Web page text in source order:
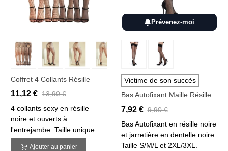
Coffret 4 Collants Résille
11,12 € 13,90 €
4 collants sexy en résille
noire et ouverts à
l'entrejambe. Taille unique.
Ajouter au panier
Prévenez-moi
Victime de son succès
Bas Autofixant Maille Résille
7,92 € 9,90 €
Bas Autofixant en résille noire
et jarretière en dentelle noire.
Taille S/M/L et 2XL/3XL.